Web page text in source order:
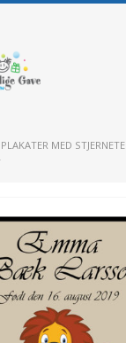
PLAKATER MED